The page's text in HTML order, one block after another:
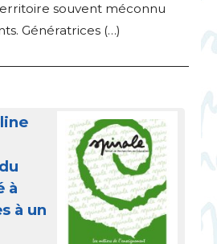
souvent méconnu
Génératrices (…)
à
à un